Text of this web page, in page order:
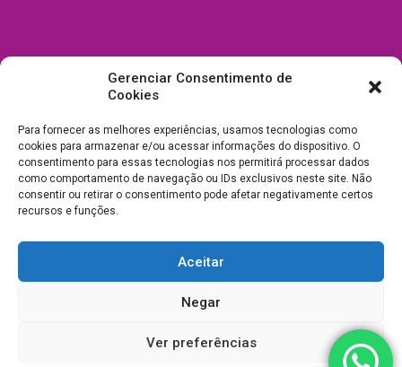
Gerenciar Consentimento de
Cookies
Para fornecer as melhores experiências, usamos tecnologias como
cookies para armazenar e/ou acessar informações do dispositivo. O
consentimento para essas tecnologias nos permitirá processar dados
como comportamento de navegação ou IDs exclusivos neste site. Não
consentir ou retirar o consentimento pode afetar negativamente certos
recursos e funções.
Aceitar
Negar
Ver preferências
Todos Direitos Reservados a Drica Enfeites Pet Shop - CNPJ:
03.238.240/0001-39 -Desenvolvimento e Suporte